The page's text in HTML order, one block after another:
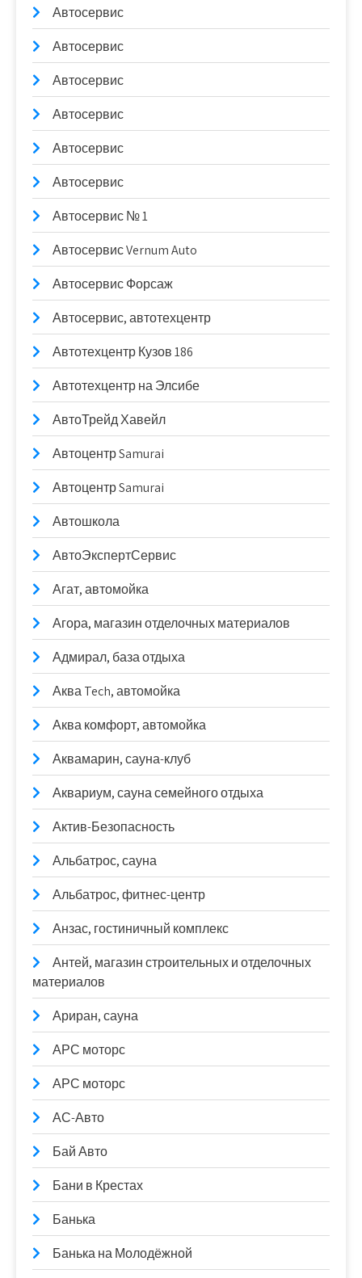
Автосервис
Автосервис
Автосервис
Автосервис
Автосервис
Автосервис
Автосервис № 1
Автосервис Vernum Auto
Автосервис Форсаж
Автосервис, автотехцентр
Автотехцентр Кузов 186
Автотехцентр на Элсибе
АвтоТрейд Хавейл
Автоцентр Samurai
Автоцентр Samurai
Автошкола
АвтоЭкспертСервис
Агат, автомойка
Агора, магазин отделочных материалов
Адмирал, база отдыха
Аква Tech, автомойка
Аква комфорт, автомойка
Аквамарин, сауна-клуб
Аквариум, сауна семейного отдыха
Актив-Безопасность
Альбатрос, сауна
Альбатрос, фитнес-центр
Анзас, гостиничный комплекс
Антей, магазин строительных и отделочных
материалов
Ариран, сауна
АРС моторс
АРС моторс
АС-Авто
Бай Авто
Бани в Крестах
Банька
Банька на Молодёжной